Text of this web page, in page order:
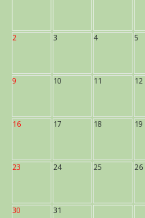
2 3 4 5
9 10 11 12
16 17 18 19
23 24 25 26
30 31